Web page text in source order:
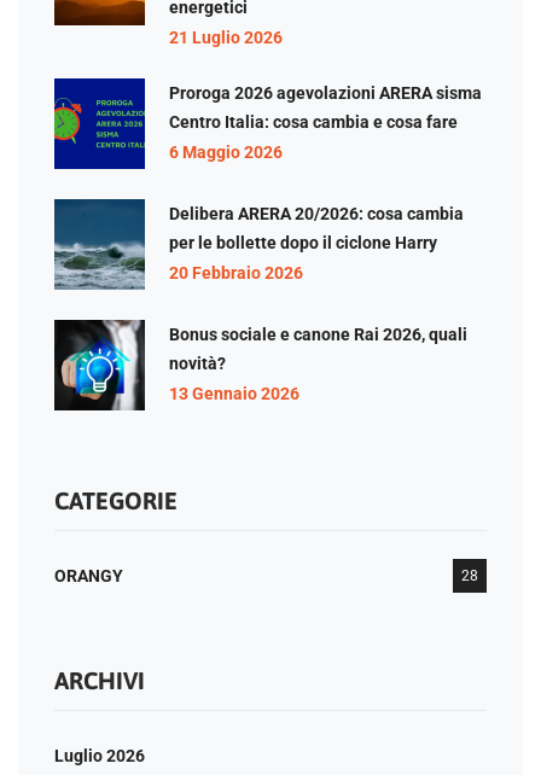
energetici
21 Luglio 2026
Proroga 2026 agevolazioni ARERA sisma
Centro Italia: cosa cambia e cosa fare
6 Maggio 2026
Delibera ARERA 20/2026: cosa cambia
per le bollette dopo il ciclone Harry
20 Febbraio 2026
Bonus sociale e canone Rai 2026, quali
novità?
13 Gennaio 2026
CATEGORIE
ORANGY 28
ARCHIVI
Luglio 2026